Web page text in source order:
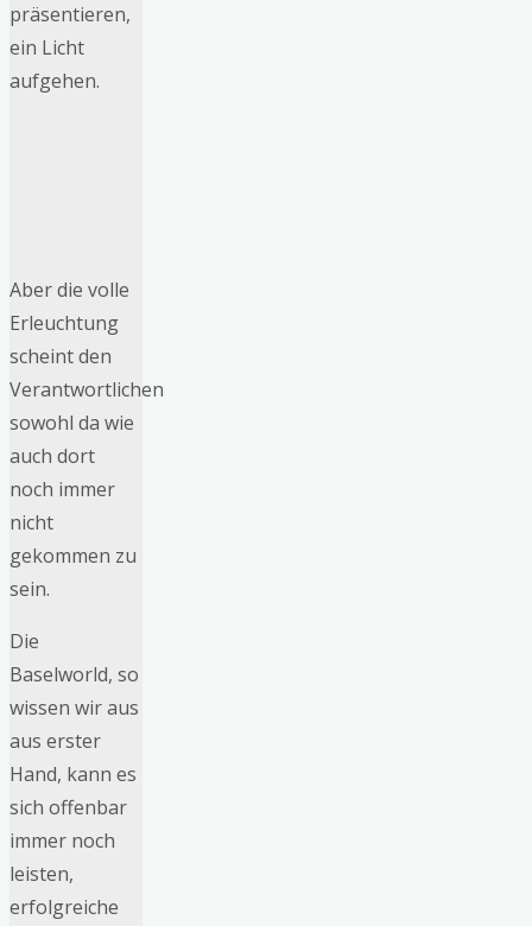
präsentieren,
ein Licht
aufgehen.
Aber die volle
Erleuchtung
scheint den
Verantwortlichen
sowohl da wie
auch dort
noch immer
nicht
gekommen zu
sein.
Die
Baselworld, so
wissen wir aus
aus erster
Hand, kann es
sich offenbar
immer noch
leisten,
erfolgreiche